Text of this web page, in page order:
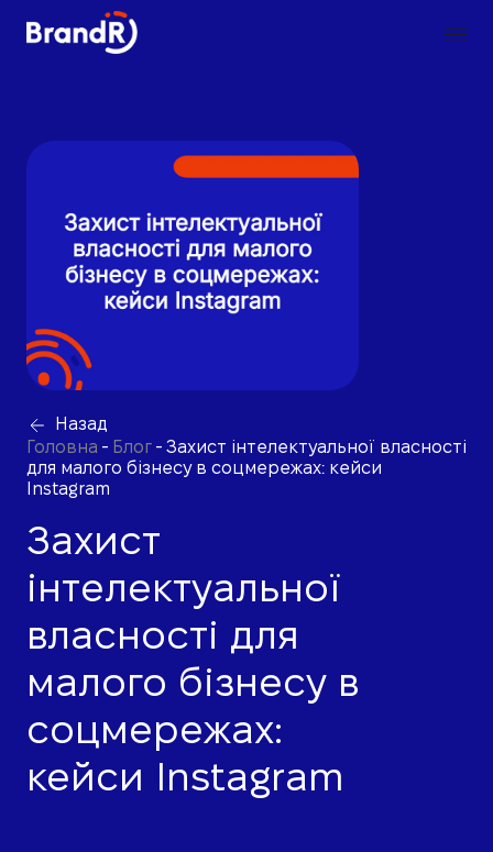
Назад
Головна - Блог - Захист інтелектуальної власності
для малого бізнесу в соцмережах: кейси
Instagram
Захист
інтелектуальної
власності для
малого бізнесу в
соцмережах:
кейси Instagram